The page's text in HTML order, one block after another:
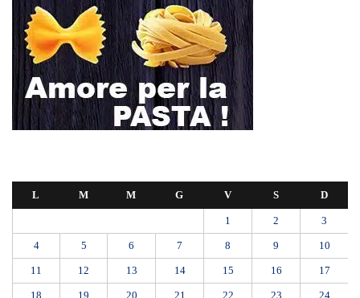
L M M G V S D
1 2 3
4 5 6 7 8 9 10
11 12 13 14 15 16 17
18 19 20 21 22 23 24